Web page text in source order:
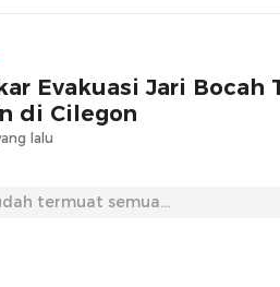
Evakuasi Jari Bocah
di Cilegon
lalu
termuat semua...